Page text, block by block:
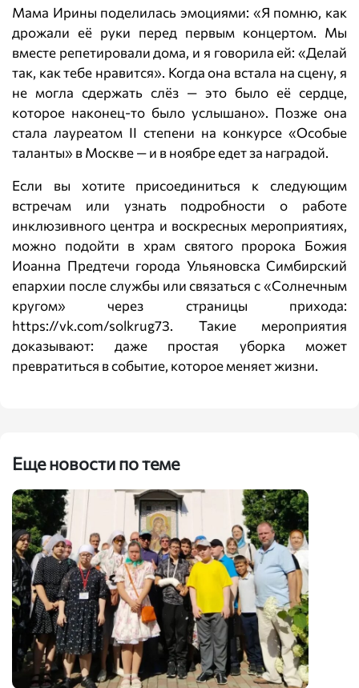
Мама Ирины поделилась эмоциями: «Я помню, как
дрожали её руки перед первым концертом. Мы
вместе репетировали дома, и я говорила ей: «Делай
так, как тебе нравится». Когда она встала на сцену, я
не могла сдержать слёз — это было её сердце,
которое наконец-то было услышано». Позже она
стала лауреатом II степени на конкурсе «Особые
таланты» в Москве — и в ноябре едет за наградой.
Если вы хотите присоединиться к следующим
встречам или узнать подробности о работе
инклюзивного центра и воскресных мероприятиях,
можно подойти в храм святого пророка Божия
Иоанна Предтечи города Ульяновска Симбирский
епархии после службы или связаться с «Солнечным
кругом» через страницы прихода:
https://vk.com/solkrug73. Такие мероприятия
доказывают: даже простая уборка может
превратиться в событие, которое меняет жизни.
Еще новости по теме